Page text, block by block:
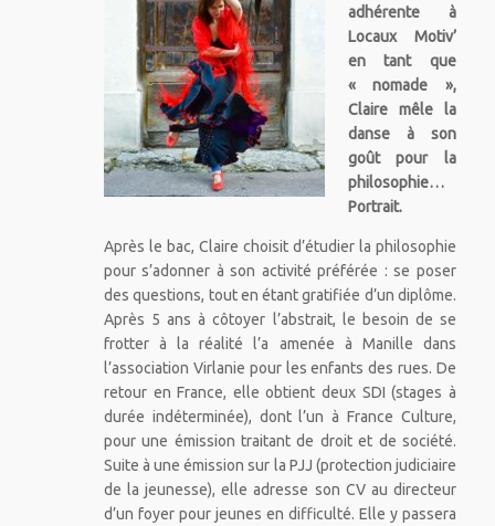
adhérente à
Locaux Motiv’
en tant que
« nomade »,
Claire mêle la
danse à son
goût pour la
philosophie…
Portrait.
Après le bac, Claire choisit d’étudier la philosophie
pour s’adonner à son activité préférée : se poser
des questions, tout en étant gratifiée d’un diplôme.
Après 5 ans à côtoyer l’abstrait, le besoin de se
frotter à la réalité l’a amenée à Manille dans
l’association Virlanie pour les enfants des rues. De
retour en France, elle obtient deux SDI (stages à
durée indéterminée), dont l’un à France Culture,
pour une émission traitant de droit et de société.
Suite à une émission sur la PJJ (protection judiciaire
de la jeunesse), elle adresse son CV au directeur
d’un foyer pour jeunes en difficulté. Elle y passera